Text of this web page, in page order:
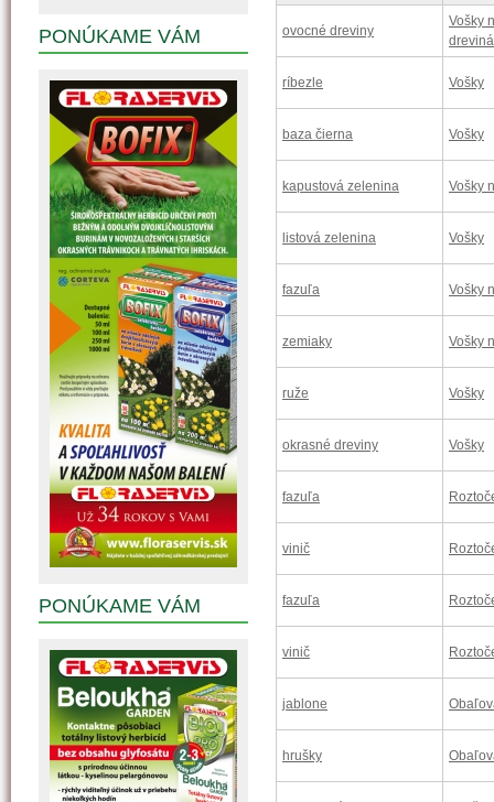
ovocné dreviny
Vošky
ríbezle Vošky
baza čierna Vošky
kapustová zelenina Vošky
listová zelenina Vošky
fazuľa Vošky
zemiaky Vošky
ruže Vošky
okrasné dreviny Vošky
fazuľa
vinič
fazuľa
vinič
jablone
hrušky
PONÚKAME VÁM
PONÚKAME VÁM